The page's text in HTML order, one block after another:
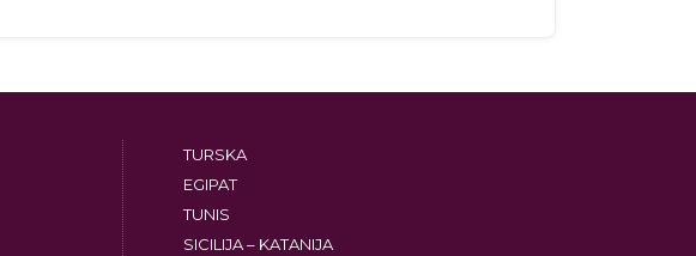
TURSKA
EGIPAT
TUNIS
SICILIJA – KATANIJA